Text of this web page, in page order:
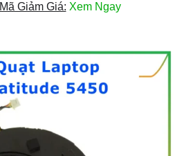
Mã Giảm Giá: Xem Ngay